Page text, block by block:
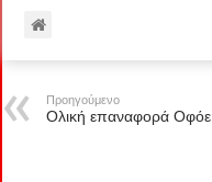
Προηγούμενο
Ολική επαναφορά